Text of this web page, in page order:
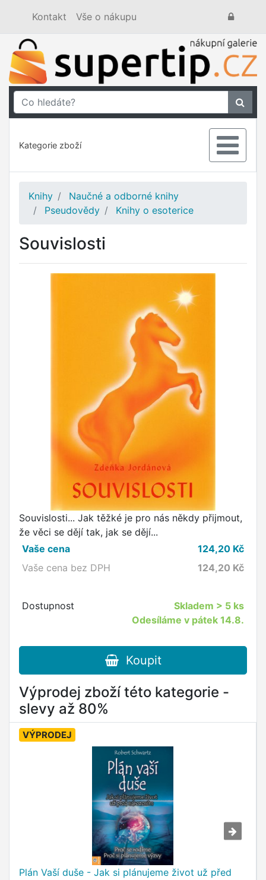
Kontakt Vše o nákupu
Kategorie zboží
Knihy
Naučné a odborné knihy
Pseudovědy
Knihy o esoterice
Souvislosti
Souvislosti... Jak těžké je pro nás někdy přijmout,
že věci se dějí tak, jak se dějí...
Vaše cena
124,20 Kč
Vaše cena bez DPH
124,20 Kč
Dostupnost Skladem > 5 ks
Odesíláme v pátek 14.8.
Koupit
Výprodej zboží této kategorie -
slevy až 80%
VÝPRODEJ
Plán Vaší duše - Jak si plánujeme život už před